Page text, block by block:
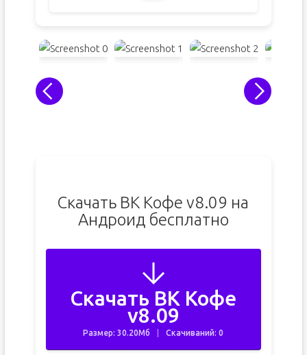
Скачать ВК Кофе v8.09 на
Андроид бесплатно
Скачать ВК Кофе
v8.09
Размер: 30.20Мб Скачиваний: 0